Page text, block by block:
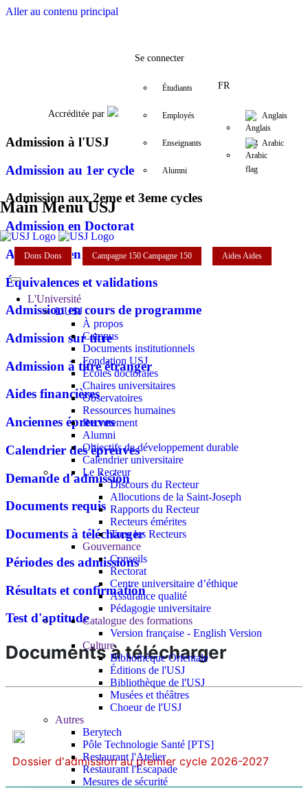
Aller au contenu principal
FacebookTwitter
Accréditée par
Se connecter
Étudiants
Employés
Enseignants
Alumni
FR
Anglais
Arabic
Main Menu USJ
Dons Dons Campagne 150 Campagne 150 AidesAides
L'Université
L'USJ
À propos
Campus
Documents institutionnels
Fondation USJ
Écoles doctorales
Chaires universitaires
Observatoires
Ressources humaines
Recrutement
Alumni
Objectifs de développement durable
Calendrier universitaire
Le Recteur
Discours du Recteur
Allocutions de la Saint-Joseph
Rapports du Recteur
Recteurs émérites
Tous les Recteurs
Gouvernance
Conseils
Rectorat
Centre universitaire d’éthique
Assurance qualité
Pédagogie universitaire
Catalogue des formations
Version française - English Version
Culture
Bibliothèque Orientale
Éditions de l'USJ
Bibliothèque de l'USJ
Musées et théâtres
Choeur de l'USJ
Autres
Berytech
Pôle Technologie Santé [PTS]
Restaurant l'Atelier
Restaurant l'Escapade
Mesures de sécurité
Admission à l'USJ
Admission au 1er cycle
Admission aux 2eme et 3eme cycles
Admission en Doctorat
Admission en master
Équivalences et validations
Admission en cours de programme
Admission sur titre
Admission à titre étranger
Aides financières
Anciennes épreuves
Calendrier des épreuves
Demande d'admission
Documents requis
Documents à télécharger
Périodes des admissions
Résultats et confirmation
Test d'aptitude
Documents à télécharger
Dossier d'admission au premier cycle 2026-2027